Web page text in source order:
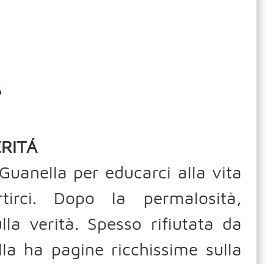
per educarci alla vita
Dopo la permalosità,
verità. Spesso rifiutata da
ha pagine ricchissime sulla